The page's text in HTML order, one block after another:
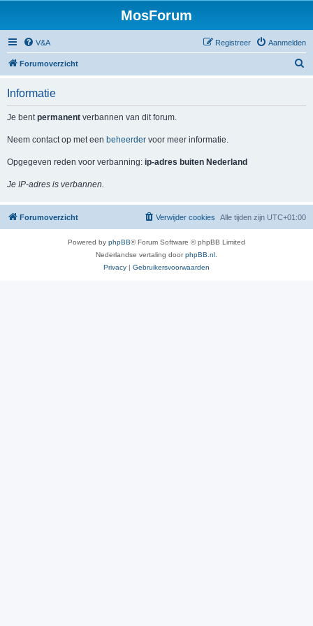
MosForum
V&A Aanmelden
Registreer
Forumoverzicht
Informatie
Je bentpermanent verbannen van dit forum.
Neem contact op met een beheerder voor meer informatie.
Opgegeven reden voor verbanning: ip-adres buiten Nederland
Je IP-adres is verbannen.
Forumoverzicht Alle tijden zijn UTC+01:00
Verwijder cookies
Powered by phpBB® Forum Software © phpBB Limited
Nederlandse vertaling doorphpBB.nl
Privacy | Gebruikersvoorwaarden